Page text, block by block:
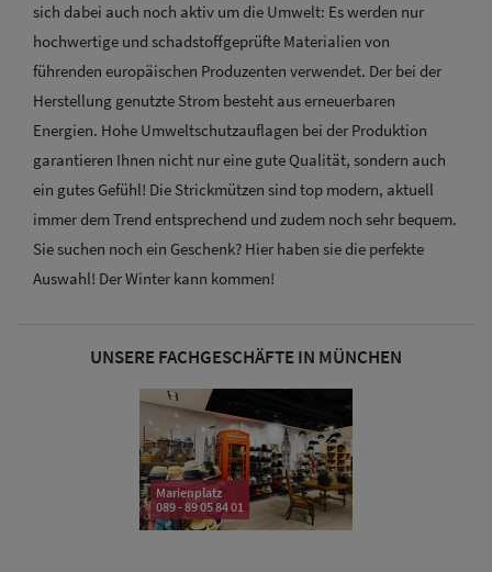
sich dabei auch noch aktiv um die Umwelt: Es werden nur
hochwertige und schadstoffgeprüfte Materialien von
führenden europäischen Produzenten verwendet. Der bei der
Herstellung genutzte Strom besteht aus erneuerbaren
Energien. Hohe Umweltschutzauflagen bei der Produktion
garantieren Ihnen nicht nur eine gute Qualität, sondern auch
ein gutes Gefühl! Die Strickmützen sind top modern, aktuell
immer dem Trend entsprechend und zudem noch sehr bequem.
Sie suchen noch ein Geschenk? Hier haben sie die perfekte
Auswahl! Der Winter kann kommen!
UNSERE FACHGESCHÄFTE IN MÜNCHEN
Marienplatz
089 - 89 05 84 01